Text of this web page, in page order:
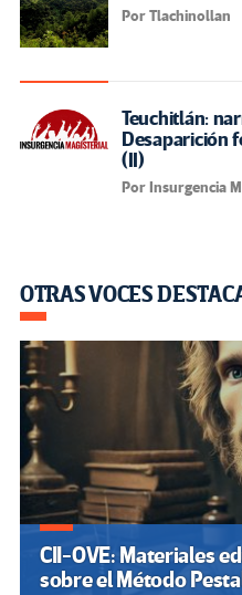
Por Tlachinollan
Teuchitlán:
Desaparición
(II)
Por Insurgencia
OTRAS VOCES
CII-OVE: Materiales
sobre el Método